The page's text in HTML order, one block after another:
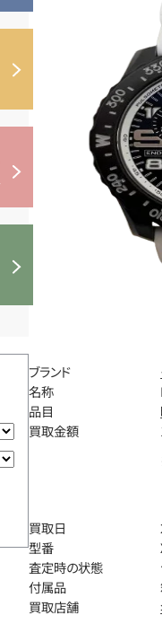
ブランド
名称
品目
買取金額
買取日
型番
査定時の状態
付属品
買取店舗